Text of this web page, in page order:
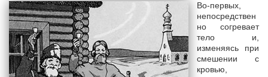
Во-первых,
непосредствен
но согревает
тело и,
изменяясь при
смешении с
кровью,